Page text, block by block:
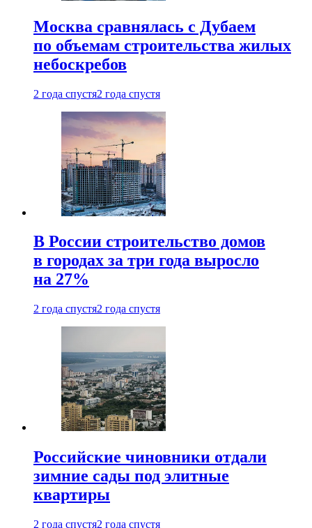
Москва сравнялась с Дубаем
по объемам строительства жилых
небоскребов
2 года спустя2 года спустя
В России строительство домов
в городах за три года выросло
на 27%
2 года спустя2 года спустя
Российские чиновники отдали
зимние сады под элитные
квартиры
2 года спустя2 года спустя